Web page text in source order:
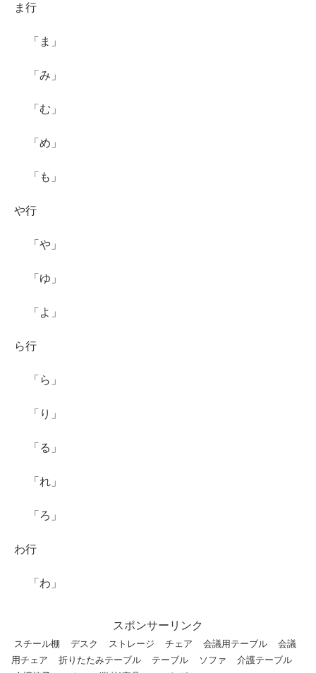
ま行
「ま」
「み」
「む」
「め」
「も」
や行
「や」
「ゆ」
「よ」
ら行
「ら」
「り」
「る」
「れ」
「ろ」
わ行
「わ」
スポンサーリンク
スチール棚 デスク ストレージ チェア 会議用テーブル
会議
用チェア
折りたたみテーブル テーブル ソファ
介護テーブル